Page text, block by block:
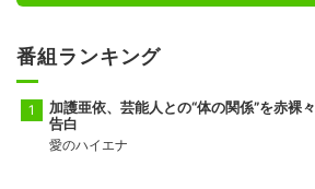
番組ランキング
加護亜依、芸能人との“体の関係”を赤裸々
告白
愛のハイエナ